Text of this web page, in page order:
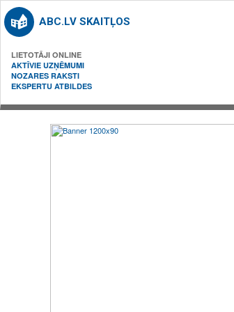
ABC.LV SKAITĻOS
LIETOTĀJI ONLINE
AKTĪVIE UZŅĒMUMI
NOZARES RAKSTI
EKSPERTU ATBILDES